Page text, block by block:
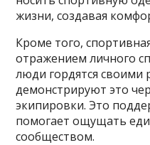
жизни, создавая
Кроме того,
отражением личного
люди гордятся своими
демонстрируют это
экипировки. Это
помогает ощущать
сообществом.